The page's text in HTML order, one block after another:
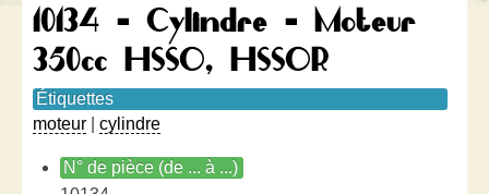
10134 - Cylindre - Moteur
350cc HSSO, HSSOR
Étiquettes
moteur
cylindre
N° de pièce (de ... à ...)